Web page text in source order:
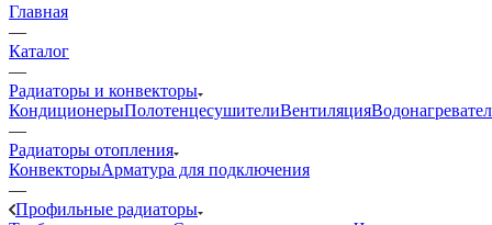
Главная
—
Каталог
—
Радиаторы и конвекторы
КондиционерыПолотенцесушителиВентиляция
—
Радиаторы отопления
КонвекторыАрматура для подключения
—
Профильные радиаторы